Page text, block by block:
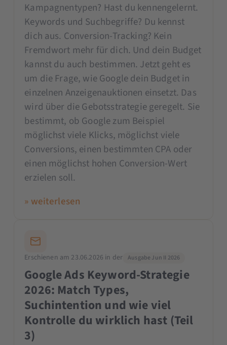
Kampagnentypen? Hast du kennengelernt.
Keywords und Suchbegriffe? Du kennst
dich aus. Conversion-Tracking? Kein
Fremdwort mehr für dich. Und dein Budget
kannst du auch bestimmen. Jetzt geht es
um die Frage, wie Google dein Budget in
einzelnen Anzeigenauktionen einsetzt. Das
wird über die Gebotsstrategie geregelt. Sie
bestimmt, ob Google zum Beispiel
möglichst viele Klicks, möglichst viele
Conversions, einen bestimmten CPA oder
einen möglichst hohen Conversion-Wert
erzielen soll.
» weiterlesen
Erschienen am 23.06.2026 in der Ausgabe Jun II 2026
Google Ads Keyword-Strategie
2026: Match Types,
Suchintention und wie viel
Kontrolle du wirklich hast (Teil
3)